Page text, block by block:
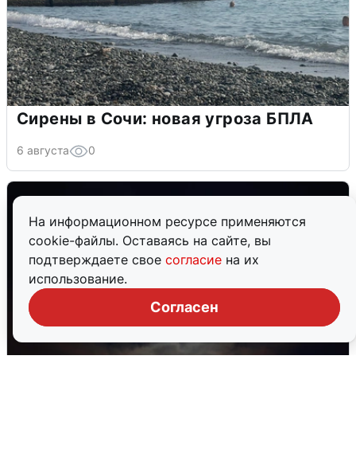
На информационном ресурсе применяются
cookie-файлы. Оставаясь на сайте, вы
подтверждаете свое согласие на их
использование.
Согласен
Сирены в Сочи: новая угроза БПЛА
6 августа 0